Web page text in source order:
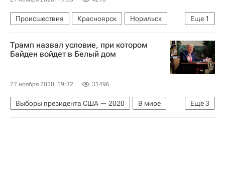
Еще 1
Происшествия Красноярск
Норильск
Ирина Волк
Трамп назвал условие, при котором
Байден войдет в Белый дом
27 ноября 2020, 19:32 31496
Еще3
Выборы президента США — 2020
В мире
США
Джо Байден Дональд Трамп